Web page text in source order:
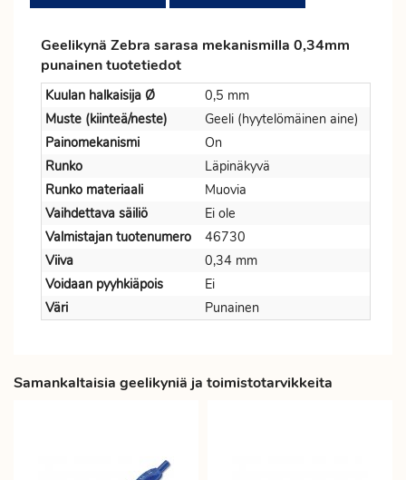
Geelikynä Zebra sarasa mekanismilla 0,34mm
punainen tuotetiedot
Kuulan halkaisija Ø
0,5 mm
Muste (kiinteä/neste)
Geeli (hyytelömäinen aine)
Painomekanismi
On
Runko
Läpinäkyvä
Runko materiaali
Muovia
Vaihdettava säiliö
Ei ole
Valmistajan tuotenumero
46730
Viiva
0,34 mm
Voidaan pyyhkiäpois
Ei
Väri
Punainen
Samankaltaisia geelikyniä ja toimistotarvikkeita